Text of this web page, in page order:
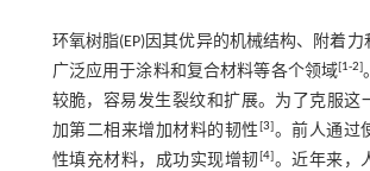
环氧树脂(EP)因其优异的机械结构、附着力
广泛应用于涂料和复合材料等各个领域[1-2]
较脆，容易发生裂纹和扩展。为了克服这
加第二相来增加材料的韧性[3]。前人通过
性填充材料，成功实现增韧 [4]。近年来，